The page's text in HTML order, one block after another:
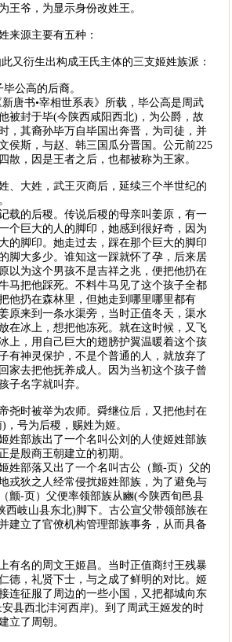
王爷，为显示身份改姓王。
源主要有五种：
又衍生出构成王氏主体的三支姬姓族派：
公高的后裔。
新唐书•宰相世系表》所载，毕公高是周武
被封于毕(今陕西咸阳西北)，为公爵，故
，其裔孙毕万自毕国出奔晋，为司徒，并
侯斯，与赵、韩三国瓜分晋国。公元前225
散，因是王者之后，也都被称为王家。
、大姓，武王灭商后，延续三个半世纪的
载的后稷。传说后稷的母亲叫姜原，有一
个巨大的人的脚印，她感到很好奇，因为
的脚印。她走过去，踩在那个巨大的脚印
脚大多少。谁知这一踩就怀了孕，后来居
以为这个男孩不是吉祥之兆，便把他扔在
马把他踩死。不料牛马见了这个孩子全都
他扔在森林里，但她走到哪里哪里都有
原来到一条水渠旁，当时正值冬天，渠水
在冰上，想把他冻死。就在这时候，又飞
上，用自己巨大的翅膀护翼温暖着这个孩
有神灵保护，不是个普通的人，就放弃了
家去把他抚养成人。因为当初这个孩子曾
子名字就叫弃。
尧时被举为农师。舜继位后，又把他封在
号为后稷，赐姓为姬。
姓部族出了一个名叫公刘的人使姬姓部族
是殷商王朝建立的初期。
姓部落又出了一个名叫古公（颤-页）父的
戎狄之人经常侵扰姬姓部族，为了避免与
颤-页）父便率领部族从豳(今陕西旬邑县
西岐山县东北)脚下。古公宣父带领部族在
建立了官僚机构管理部族事务，从而具备
有名的周文王姬昌。当时正值商纣王残暴
德，礼贤下士，与之成了鲜明的对比。姬
连征服了周边的一些小国，又把都城向东
县西北沣河西岸)。到了周武王姬发的时
立了周朝。